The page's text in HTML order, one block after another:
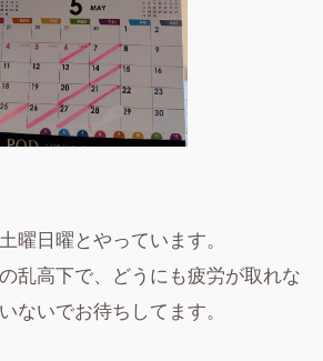
曜日曜とやっています。
乱高下で、どうにも疲労が取れな
ないでお待ちしてます。